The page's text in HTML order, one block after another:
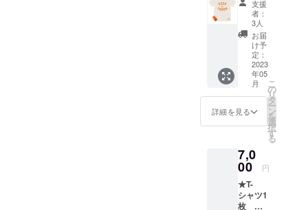
カラー
のオレ
ンジ、
裾に‘’23
のロゴ
入り
コット
ン100%
United
Athle5.
6オンス
S・・・
65/身幅
49/肩
丈10
M・・
ファウ
ンディ
ング限
定で
す！）
＊当日
会場で
の販売
はあり
ませ
gallery.
com/ ＊
プリン
ト色が
groovet
オート
ミー
ル ＋
オリジ
ナルシ
リコン
リスト
バンド1
個 ラー
ナーズ
松田岳
二さん
するkit
gallery
人気デ
ザイン
のKEEP
in
支援
者：
3人
お届
け予
定：
2023
年05
月
詳細を見る
こ
の
リ
タ
ー
ン
を
選
択
す
る
7,0
00 円
★T-
シャツ1
枚 カ